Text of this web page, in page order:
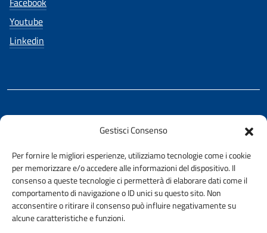
Gestisci Consenso
Per fornire le migliori esperienze, utilizziamo tecnologie come i cookie
per memorizzare e/o accedere alle informazioni del dispositivo. Il
consenso a queste tecnologie ci permetterà di elaborare dati come il
comportamento di navigazione o ID unici su questo sito. Non
acconsentire o ritirare il consenso può influire negativamente su
alcune caratteristiche e funzioni.
Youtube
Linkedin
REALIZZATO CON LA COLLABORAZIONE DI
AMMINISTRAZIONE TRASPARENTE